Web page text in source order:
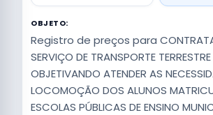
OBJETO:
Registro de preços para
SERVIÇO DE TRANSPORTE TERRESTRE
OBJETIVANDO ATENDER AS
LOCOMOÇÃO DOS ALUNOS
ESCOLAS PÚBLICAS DE ENSINO